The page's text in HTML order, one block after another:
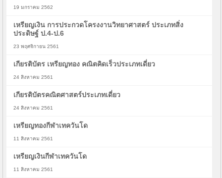
19 มกราคม 2562
เหรียญเงิน การประกวดโครงงานวิทยาศาสตร์ ประเภทสิ่ง
ประดิษฐ์ ป.4-ป.6
23 พฤศจิกายน 2561
เกียรติบัตร เหรียญทอง คณิตคิดเร็วประเภทเดี่ยว
24 สิงหาคม 2561
เกียรติบัตรคณิตศาสตร์ประเภทเดี่ยว
24 สิงหาคม 2561
เหรียญทองกีฬาเทควันโด
11 สิงหาคม 2561
เหรียญเงินกีฬาเทควันโด
11 สิงหาคม 2561